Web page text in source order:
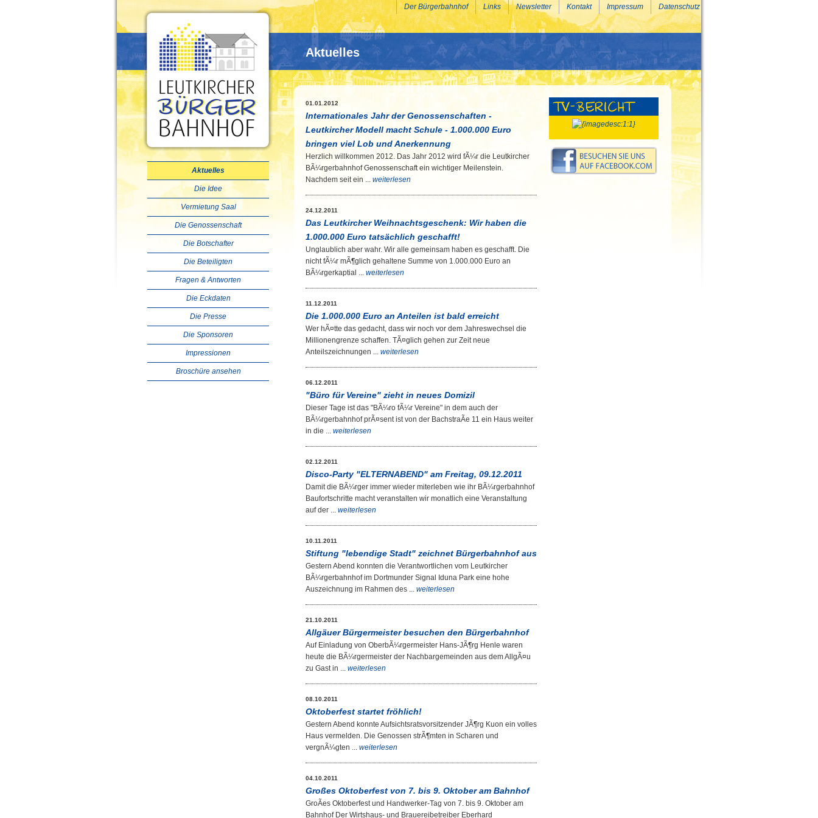
Aktuelles
Aktuelles
Die Idee
Vermietung Saal
Die Genossenschaft
Die Botschafter
Die Beteiligten
Fragen & Antworten
Die Eckdaten
Die Presse
Die Sponsoren
Impressionen
Broschüre ansehen
Datenschutz
Impressum
Kontakt
Newsletter
Links
Der Bürgerbahnhof
01.01.2012
Internationales Jahr der Genossenschaften -
Leutkircher Modell macht Schule - 1.000.000 Euro
bringen viel Lob und Anerkennung
Herzlich willkommen 2012. Das Jahr 2012 wird fÃ¼r die Leutkircher
BÃ¼rgerbahnhof Genossenschaft ein wichtiger Meilenstein.
Nachdem seit ein ... weiterlesen
24.12.2011
Das Leutkircher Weihnachtsgeschenk: Wir haben die
1.000.000 Euro tatsächlich geschafft!
Unglaublich aber wahr. Wir alle gemeinsam haben es geschafft. Die
nicht fÃ¼r mÃ¶glich gehaltene Summe von 1.000.000 Euro an
BÃ¼rgerkaptial ... weiterlesen
11.12.2011
Die 1.000.000 Euro an Anteilen ist bald erreicht
Wer hÃ¤tte das gedacht, dass wir noch vor dem Jahreswechsel die
Millionengrenze schaffen. TÃ¤glich gehen zur Zeit neue
Anteilszeichnungen ... weiterlesen
06.12.2011
"Büro für Vereine" zieht in neues Domizil
Dieser Tage ist das "BÃ¼ro fÃ¼r Vereine" in dem auch der
BÃ¼rgerbahnhof prÃ¤sent ist von der BachstraÃe 11 ein Haus weiter
in die ... weiterlesen
02.12.2011
Disco-Party "ELTERNABEND" am Freitag, 09.12.2011
Damit die BÃ¼rger immer wieder miterleben wie ihr BÃ¼rgerbahnhof
Baufortschritte macht veranstalten wir monatlich eine Veranstaltung
auf der ... weiterlesen
10.11.2011
Stiftung "lebendige Stadt" zeichnet Bürgerbahnhof aus
Gestern Abend konnten die Verantwortlichen vom Leutkircher
BÃ¼rgerbahnhof im Dortmunder Signal Iduna Park eine hohe
Auszeichnung im Rahmen des ... weiterlesen
21.10.2011
Allgäuer Bürgermeister besuchen den Bürgerbahnhof
Auf Einladung von OberbÃ¼rgermeister Hans-JÃ¶rg Henle waren
heute die BÃ¼rgermeister der Nachbargemeinden aus dem AllgÃ¤u
zu Gast in ... weiterlesen
08.10.2011
Oktoberfest startet fröhlich!
Gestern Abend konnte Aufsichtsratsvorsitzender JÃ¶rg Kuon ein volles
Haus vermelden. Die Genossen strÃ¶mten in Scharen und
vergnÃ¼gten ... weiterlesen
04.10.2011
Großes Oktoberfest von 7. bis 9. Oktober am Bahnhof
GroÃes Oktoberfest und Handwerker-Tag von 7. bis 9. Oktober am
Bahnhof Der Wirtshaus- und Brauereibetreiber Eberhard